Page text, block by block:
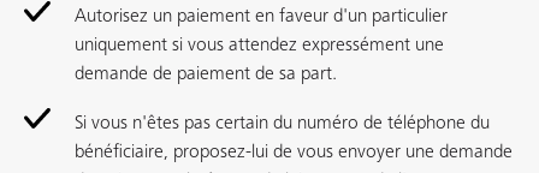
Autorisez un paiement en faveur d'un particulier
uniquement si vous attendez expressément une
demande de paiement de sa part.
Si vous n'êtes pas certain du numéro de téléphone du
bénéficiaire, proposez-lui de vous envoyer une demande